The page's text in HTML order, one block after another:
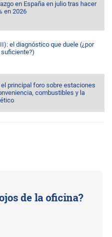
en España en julio tras hacer
en 2026
el diagnóstico que duele (¿por
suficiente?)
el principal foro sobre estaciones
combustibles y la
de la oficina?